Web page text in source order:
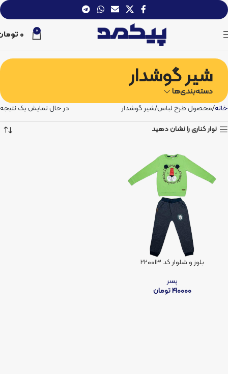
0
0
شیر گوشدار
دسته‌بندی‌ها
خانه محصول طرح لباس شیر گوشدار
در حال نمایش یک نتیجه
نوار کناری را نشان دهید
بلوز و شلوار کد ۲۲۰۰۱۳
پسر
410000تومان